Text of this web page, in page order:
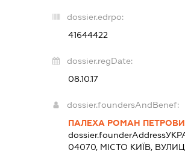
dossier.edrpo:
41644422
dossier.regDate:
08.10.17
dossier.foundersAndBenef:
ПАЛЕХА РОМАН
dossier.founderAddress
04070, МІСТО КИЇВ,